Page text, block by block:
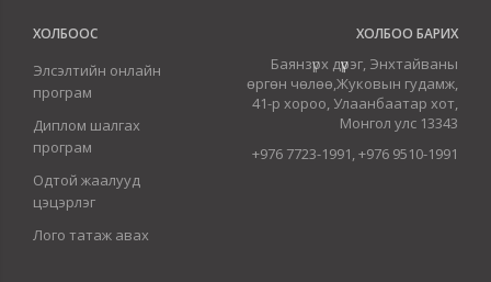
ХОЛБООС
Элсэлтийн онлайн
програм
Диплом шалгах
програм
Одтой жаалууд
цэцэрлэг
Лого татаж авах
ХОЛБОО БАРИХ
Баянзүрх дүүрэг, Энхтайваны
өргөн чөлөө,Жуковын гудамж,
41-р хороо, Улаанбаатар хот,
Монгол улс 13343
+976 7723-1991, +976 9510-1991